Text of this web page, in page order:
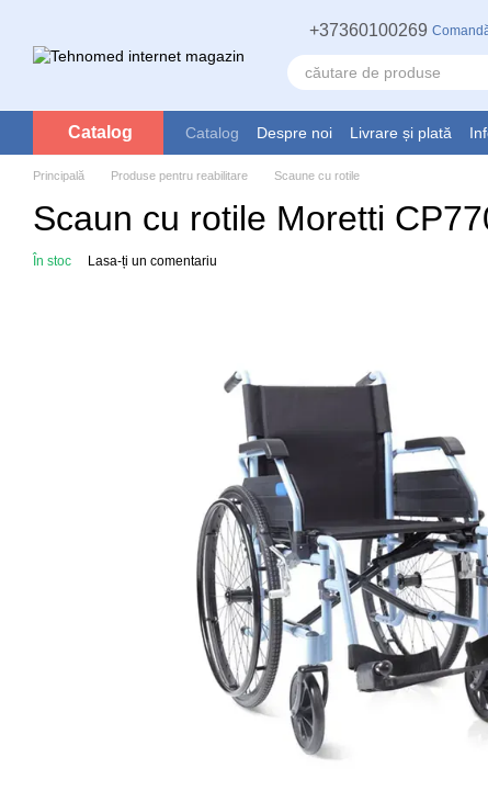
+37360100269
Catalog Catalog Despre noi Livrare și plată
Principală Produse pentru reabilitare Scaune cu rotile
Scaun cu rotile Moretti
În stoc Lasa-ți un comentariu